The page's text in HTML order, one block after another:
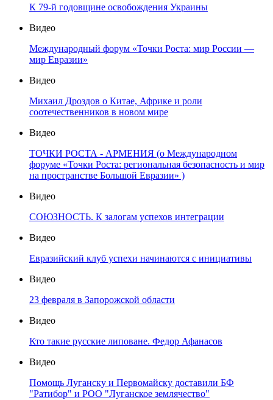
К 79-й годовщине освобождения Украины
Видео
Международный форум «Точки Роста: мир России —
мир Евразии»
Видео
Михаил Дроздов о Китае, Африке и роли
соотечественников в новом мире
Видео
ТОЧКИ РОСТА - АРМЕНИЯ (о Международном
форуме «Точки Роста: региональная безопасность и мир
на пространстве Большой Евразии» )
Видео
СОЮЗНОСТЬ. К залогам успехов интеграции
Видео
Евразийский клуб успехи начинаются с инициативы
Видео
23 февраля в Запорожской области
Видео
Кто такие русские липоване. Федор Афанасов
Видео
Помощь Луганску и Первомайску доставили БФ
"Ратибор" и РОО "Луганское землячество"